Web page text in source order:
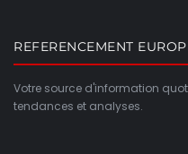
REFERENCEMENT
Votre source d'information
tendances et analyses.